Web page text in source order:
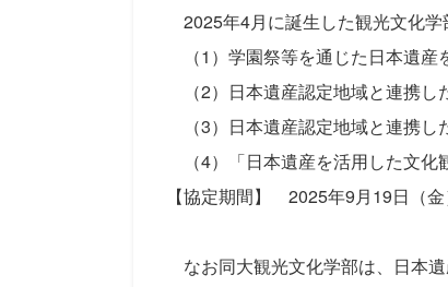
2025年4月に誕生した観光文化学
（1）学園祭等を通じた日本遺産
（2）日本遺産認定地域と連携し
（3）日本遺産認定地域と連携し
（4）「日本遺産を活用した文化
【協定期間】 2025年9月19日（金
なお同大観光文化学部は、日本